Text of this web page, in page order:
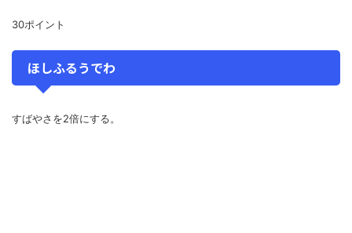
30ポイント
ほしふるうでわ
すばやさを2倍にする。